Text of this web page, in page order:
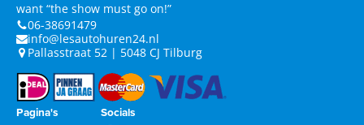
want “the show must go on!”
06-38691479
info@lesautohuren24.nl
Pallasstraat 52 | 5048 CJ Tilburg
Pagina's Socials